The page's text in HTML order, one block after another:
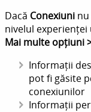
Dacă Conexiuni
nivelul
Mai multe opțiuni
Informații
pot fi găsite
conexiunilor
Informații